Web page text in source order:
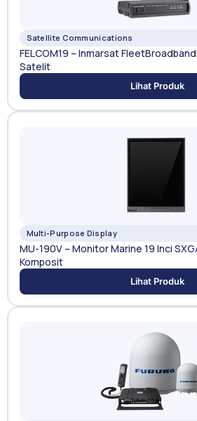
Satellite Communications
FELCOM19 – Inmarsat
Satelit
Lihat Produk
Multi-Purpose Display
MU-190V – Monitor Marine 19 Inci
Komposit
Lihat Produk